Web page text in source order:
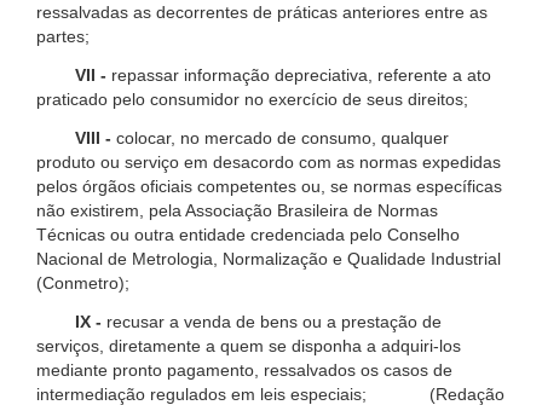
ressalvadas as decorrentes de práticas anteriores entre as
partes;
VII - repassar informação depreciativa, referente a ato
praticado pelo consumidor no exercício de seus direitos;
VIII - colocar, no mercado de consumo, qualquer
produto ou serviço em desacordo com as normas expedidas
pelos órgãos oficiais competentes ou, se normas específicas
não existirem, pela Associação Brasileira de Normas
Técnicas ou outra entidade credenciada pelo Conselho
Nacional de Metrologia, Normalização e Qualidade Industrial
(Conmetro);
IX - recusar a venda de bens ou a prestação de
serviços, diretamente a quem se disponha a adquiri-los
mediante pronto pagamento, ressalvados os casos de
intermediação regulados em leis especiais; (Redação